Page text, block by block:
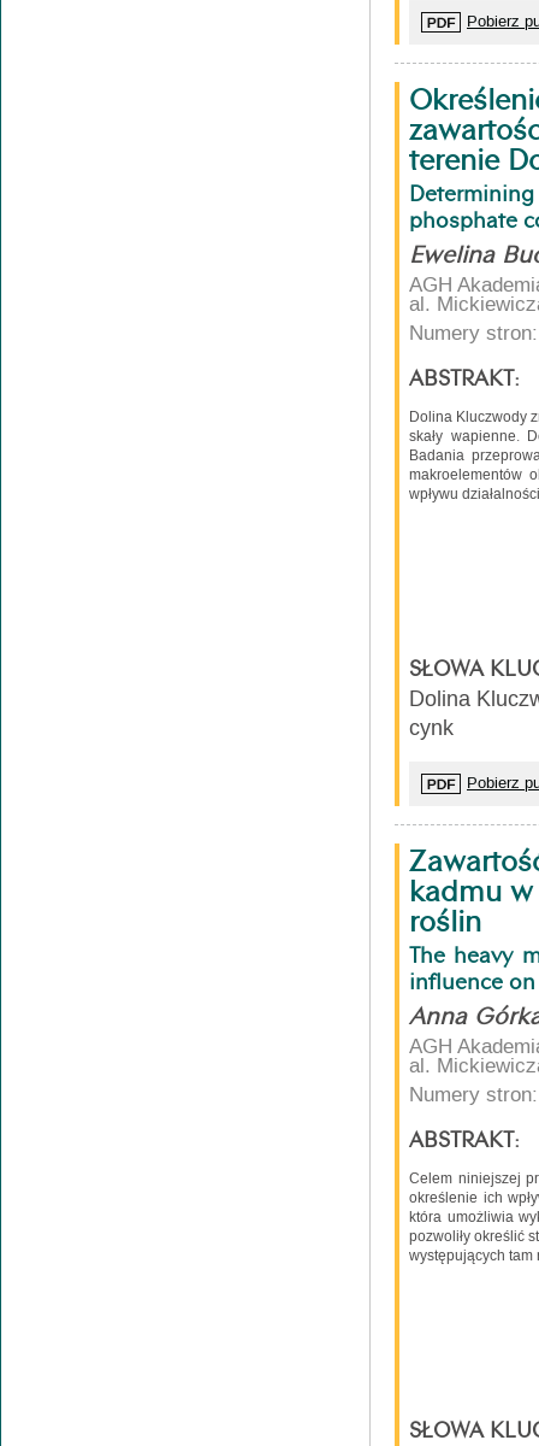
Pobierz
terenie
phosphate
Ewelina
AGH
al.
Numery
ABSTRAKT:
Dolina Kluczwody
skały wapienne.
Badania
makroelementów
wpływu
SŁOWA
Dolina
cynk
Pobierz
kadmu
roślin
The heavy
influence
Anna
AGH
al.
Numery
ABSTRAKT:
Celem niniejszej
określenie ich
która umożliwia
pozwoliły określić
występujących tam
SŁOWA